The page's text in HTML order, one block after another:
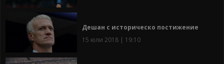
Дешан с историческо постижение
15 юли 2018 | 19:10